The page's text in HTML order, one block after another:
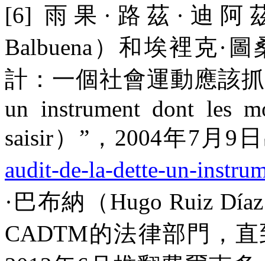
[6] 雨果·路茲·迪阿
Balbuena ）和埃裡克·圖
計：一個社會運動應該
un instrument dont les
saisir） ” ， 2004年7 月 9
audit-de-la-dette-un-
·巴布納（ Hugo Ruiz
CADTM的法律部門，